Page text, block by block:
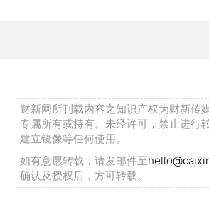
财新网所刊载内容之知识产权为财新传
专属所有或持有。未经许可，禁止进行
建立镜像等任何使用。
如有意愿转载，请发邮件至
确认及授权后，方可转载。